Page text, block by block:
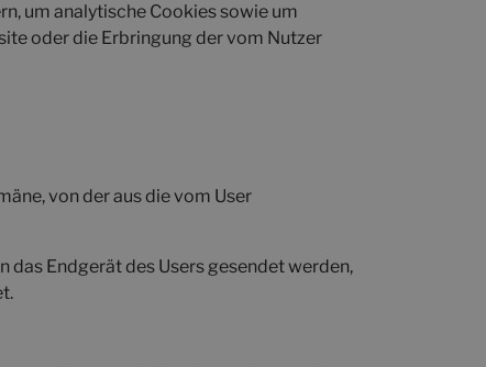
um analytische Cookies sowie um
oder die Erbringung der vom Nutzer
von der aus die vom User
Endgerät des Users gesendet werden,